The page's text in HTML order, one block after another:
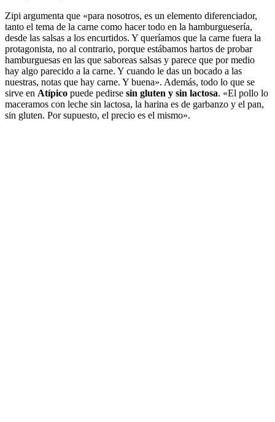
Zipi argumenta que «para nosotros, es un elemento diferenciador,
tanto el tema de la carne como hacer todo en la hamburguesería,
desde las salsas a los encurtidos. Y queríamos que la carne fuera la
protagonista, no al contrario, porque estábamos hartos de probar
hamburguesas en las que saboreas salsas y parece que por medio
hay algo parecido a la carne. Y cuando le das un bocado a las
nuestras, notas que hay carne. Y buena». Además, todo lo que se
sirve en Atípico puede pedirse sin gluten y sin lactosa. «El pollo lo
maceramos con leche sin lactosa, la harina es de garbanzo y el pan,
sin gluten. Por supuesto, el precio es el mismo».